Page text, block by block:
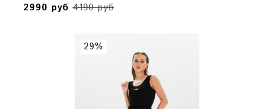
2990 руб4190 руб
29%